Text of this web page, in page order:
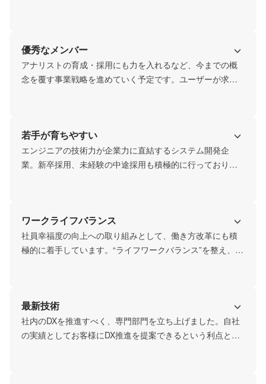
優秀なメンバー
アナリストの育成・採用にも力を入れるなど、今までの概
念を覆す事業戦略を進めていく予定です。ユーザーが求め
若手が育ちやすい
エンジニアの技術力が企業力に直結するシステム開発企
業。新卒採用、未経験の中途採用も積極的に行っておりゼ
教育を実施、スキル診断をもとに教育を実施。また、技術
研修だけにとどまらずに、階層別に合わせた業務研修（下
流工程・上流工程・マネジメント領域など）まで実施をし
ワークライフバランス
社員幸福度の向上への取り組みとして、働き方改革にも積
極的に着手しています。“ライフワークバランス”を整え、家
単に“働く”という「作業者」ではなく、エンジニア人生を楽
しめる会社へ！
最新技術
社内のDXを推進すべく、専門部門を立ち上げました。自社
の実績としてお客様にDX推進を提案できるという利点と共